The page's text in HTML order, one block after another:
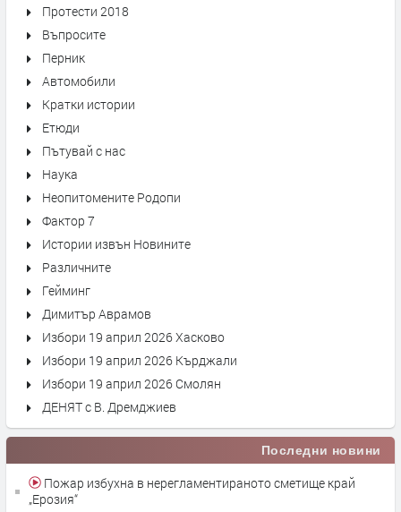
Протести 2018
Въпросите
Перник
Автомобили
Кратки истории
Етюди
Пътувай с нас
Наука
Неопитомените Родопи
Фактор 7
Истории извън Новините
Различните
Гейминг
Димитър Аврамов
Избори 19 април 2026 Хасково
Избори 19 април 2026 Кърджали
Избори 19 април 2026 Смолян
ДЕНЯТ с В. Дремджиев
Последни новини
„Ерозия“